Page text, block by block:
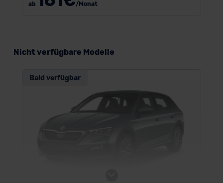
ab /Monat
Nicht verfügbare Modelle
Bald verfügbar